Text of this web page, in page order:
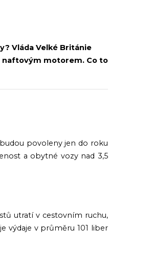
Vláda Velké Británie
naftovým motorem. Co to
povoleny jen do roku
a obytné vozy nad 3,5
utratí v cestovním ruchu,
výdaje v průměru 101 liber